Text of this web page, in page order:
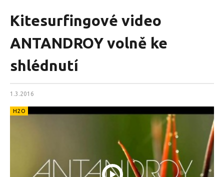
Kitesurfingové video
ANTANDROY volně ke
shlédnutí
1.3.2016
H2O